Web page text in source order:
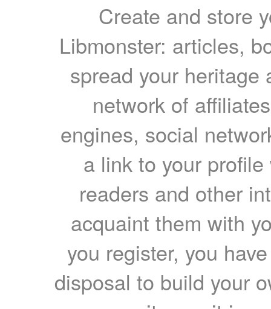
Create and store
Libmonster: articles,
spread your heritage
network of
engines, social
a link to your
readers and other
acquaint them with
you register, you
disposal to build your